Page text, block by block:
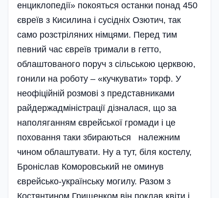
енциклопедії» покояться останки понад 450
євреїв з Кисилина і сусідніх Озютич, так
само розстріляних німцями. Перед тим
певний час євреїв тримали в гетто,
облаштованого поруч з сільською церквою,
гонили на роботу – «кучкувати» торф. У
неофіційній розмові з представниками
райдержадміністрації дізналася, що за
наполяганням єврейської громади і це
поховання таки збираються належним
чином облаштувати. Ну а тут, біля костелу,
Броніслав Коморовський не оминув
єврейсько-українську могилу. Разом з